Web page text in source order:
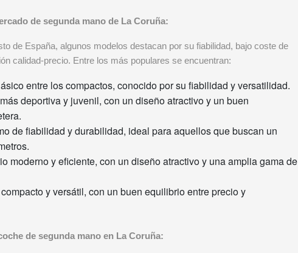
de segunda mano de La Coruña:
de España, algunos modelos destacan por su fiabilidad, bajo coste de
calidad-precio. Entre los más populares se encuentran:
entre los compactos, conocido por su fiabilidad y versatilidad.
deportiva y juvenil, con un diseño atractivo y un buen
de fiabilidad y durabilidad, ideal para aquellos que buscan un
moderno y eficiente, con un diseño atractivo y una amplia gama de
y versátil, con un buen equilibrio entre precio y
de segunda mano en La Coruña: